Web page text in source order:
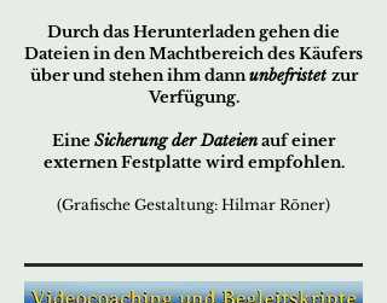
Durch das Herunterladen gehen die
Dateien in den Machtbereich des Käufers
über und stehen ihm dannunbefristetzur
Verfügung.
Eine Sicherung der Dateienauf einer
externen Festplatte wird empfohlen.
(Grafische Gestaltung: Hilmar Röner)